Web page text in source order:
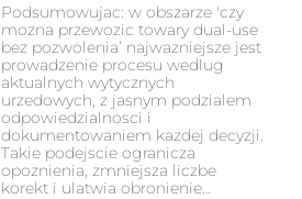
Podsumowujac: w obszarze 'czy
mozna przewozic towary dual-use
bez pozwolenia’ najwazniejsze jest
prowadzenie procesu wedlug
aktualnych wytycznych
urzedowych, z jasnym podzialem
odpowiedzialnosci i
dokumentowaniem kazdej decyzji.
Takie podejscie ogranicza
opoznienia, zmniejsza liczbe
korekt i ulatwia obronienie…